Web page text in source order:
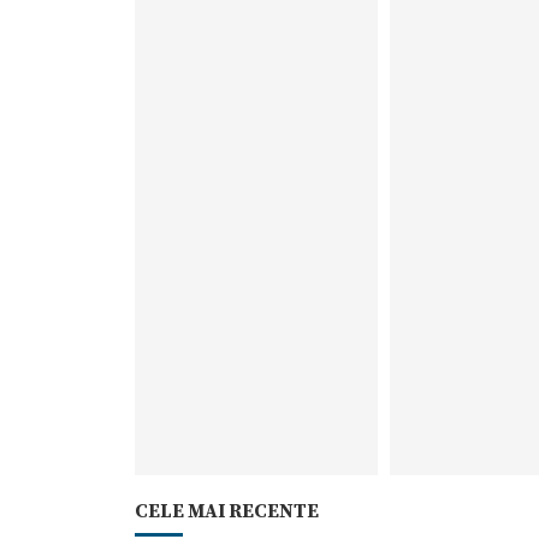
CELE MAI RECENTE